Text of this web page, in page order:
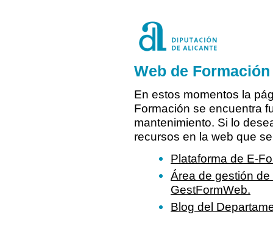
Web de
En estos momentos la
Formación se encuentra
mantenimiento. Si lo
recursos en la web que
Plataforma de E-
Área de gestión
GestFormWeb.
Blog del